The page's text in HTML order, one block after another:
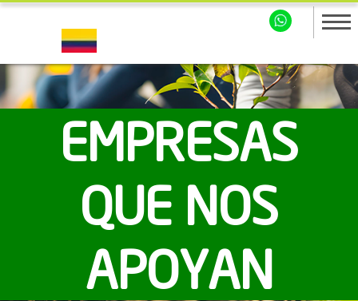
EMPRESAS
QUE NOS
APOYAN